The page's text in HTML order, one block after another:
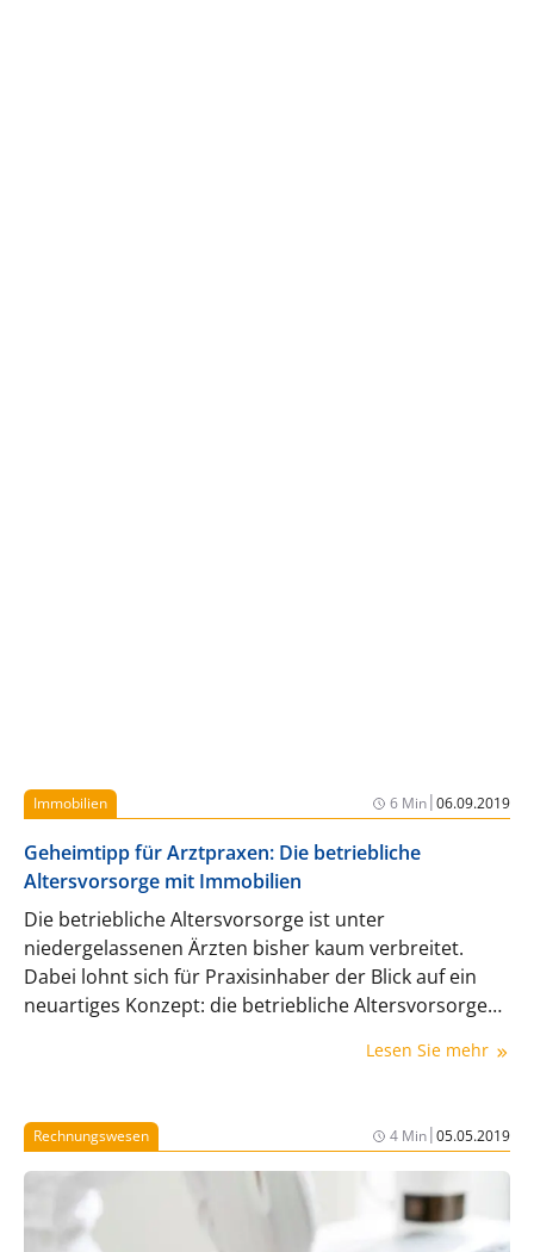
Immobilien 6 Min|06.09.2019
Geheimtipp für Arztpraxen: Die betriebliche
Altersvorsorge mit Immobilien
Die betriebliche Altersvorsorge ist unter
niedergelassenen Ärzten bisher kaum verbreitet.
Dabei lohnt sich für Praxisinhaber der Blick auf ein
neuartiges Konzept: die betriebliche Altersvorsorge
welche großen Vorteile dieses Modell Praxisinhabern
Altersvorsorge mit Immobilien trotz ihrer Komplexität
einfach umgesetzt werden kann.
Lesen Sie mehr
Rechnungswesen 4 Min|05.05.2019